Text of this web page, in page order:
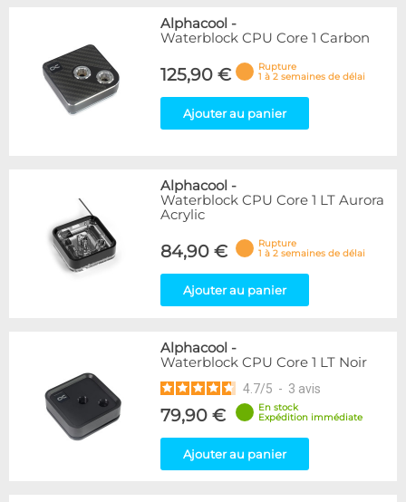
Alphacool -
Waterblock CPU Core 1 Carbon
125,90 €
Rupture
1 à 2 semaines de délai
Ajouter au panier
Alphacool -
Waterblock CPU Core 1 LT Aurora
Acrylic
84,90 €
Rupture
1 à 2 semaines de délai
Ajouter au panier
Alphacool -
Waterblock CPU Core 1 LT Noir
4.7/5 - 3 avis
79,90 €
En stock
Expédition immédiate
Ajouter au panier